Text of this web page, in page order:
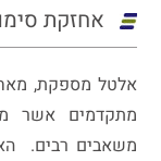
אחזקת
אלטל מספקת,
מתקדמים אשר